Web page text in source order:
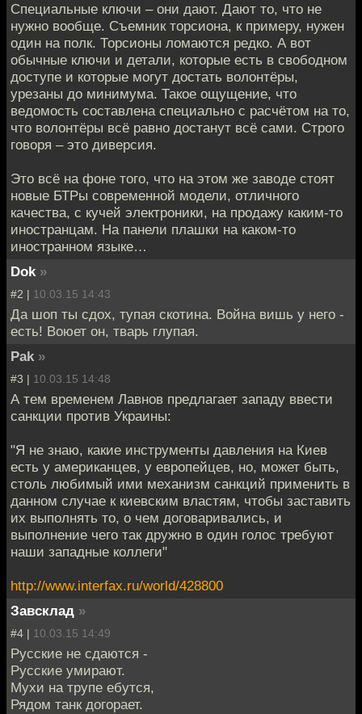
Специальные ключи – они дают. Дают то, что не
нужно вообще. Съемник торсиона, к примеру, нужен
один на полк. Торсионы ломаются редко. А вот
обычные ключи и детали, которые есть в свободном
доступе и которые могут достать волонтёры,
урезаны до минимума. Такое ощущение, что
ведомость составлена специально с расчётом на то,
что волонтёры всё равно достанут всё сами. Строго
говоря – это диверсия.
Это всё на фоне того, что на этом же заводе стоят
новые БТРы современной модели, отличного
качества, с кучей электроники, на продажу каким-то
иностранцам. На панели плашки на каком-то
иностранном языке…
Dok »
#2 | 10.03.15 14:43
Да шоп ты сдох, тупая скотина. Война вишь у него -
есть! Воюет он, тварь глупая.
Pak »
#3 | 10.03.15 14:48
А тем временем Лавнов предлагает западу ввести
санкции против Украины:
"Я не знаю, какие инструменты давления на Киев
есть у американцев, у европейцев, но, может быть,
столь любимый ими механизм санкций применить в
данном случае к киевским властям, чтобы заставить
их выполнять то, о чем договаривались, и
выполнение чего так дружно в один голос требуют
наши западные коллеги"
http://www.interfax.ru/world/428800
Завсклад »
#4 | 10.03.15 14:49
Русские не сдаются -
Русские умирают.
Мухи на трупе ебутся,
Рядом танк догорает.